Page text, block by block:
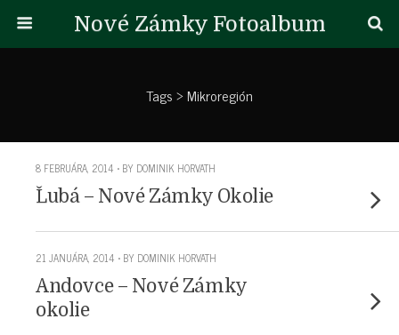
Nové Zámky Fotoalbum
Tags › Mikroregión
8 FEBRUÁRA, 2014 • BY DOMINIK HORVATH
Ľubá – Nové Zámky Okolie
21 JANUÁRA, 2014 • BY DOMINIK HORVATH
Andovce – Nové Zámky
okolie